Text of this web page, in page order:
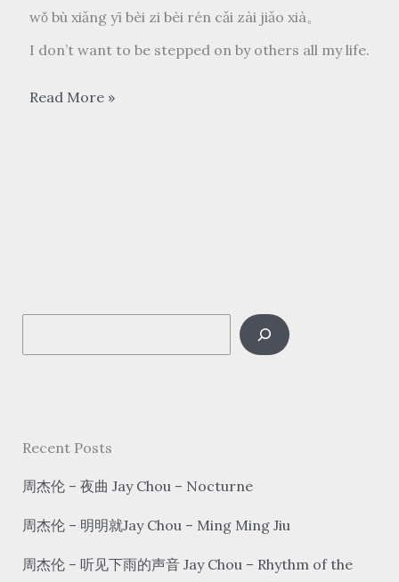
wǒ bù xiǎng yī bèi zi bèi rén cǎi zài jiǎo xià。
I don’t want to be stepped on by others all my life.
中
Read More »
e
c
Recent Posts
周杰伦 – 夜曲 Jay Chou – Nocturne
周杰伦 – 明明就Jay Chou – Ming Ming Jiu
周杰伦 – 听见下雨的声音 Jay Chou – Rhythm of the